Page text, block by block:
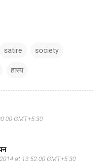
satire society
हास्य
GMT+5:30
at 13:52:00 GMT+5:30